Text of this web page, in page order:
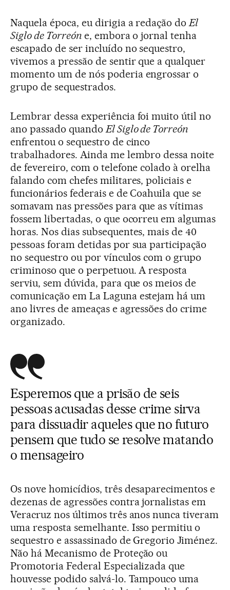
Naquela época, eu dirigia a redação doEl
Siglo de Torreóne, embora o jornal tenha
escapado de ser incluído no sequestro,
vivemos a pressão de sentir que a qualquer
momento um de nós poderia engrossar o
grupo de sequestrados.
Lembrar dessa experiência foi muito útil no
ano passado quandoEl Siglo de Torreón
enfrentou o sequestro de cinco
trabalhadores. Ainda me lembro dessa noite
de fevereiro, com o telefone colado à orelha
falando com chefes militares, policiais e
funcionários federais e de Coahuila que se
somavam nas pressões para que as vítimas
fossem libertadas, o que ocorreu em algumas
horas. Nos dias subsequentes, mais de 40
pessoas foram detidas por sua participação
no sequestro ou por vínculos com o grupo
criminoso que o perpetuou. A resposta
serviu, sem dúvida, para que os meios de
comunicação em La Laguna estejam há um
ano livres de ameaças e agressões do crime
organizado.
Esperemos que a prisão de seis
pessoas acusadas desse crime sirva
para dissuadir aqueles que no futuro
pensem que tudo se resolve matando
o mensageiro
Os nove homicídios, três desaparecimentos e
dezenas de agressões contra jornalistas em
Veracruz nos últimos três anos nunca tiveram
uma resposta semelhante. Isso permitiu o
sequestro e assassinado de Gregorio Jiménez.
Não há Mecanismo de Proteção ou
Promotoria Federal Especializada que
houvesse podido salvá-lo. Tampouco uma